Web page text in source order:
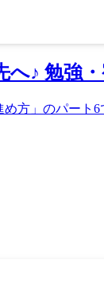
へ♪ 勉強
方」のパート